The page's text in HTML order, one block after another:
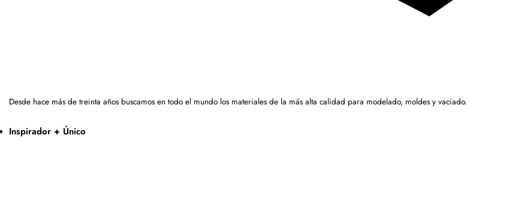
Desde hace más de treinta años buscamos en todo el mundo los materiales de la más alta calidad para modelado, moldes y vaciado.
Inspirador + Único